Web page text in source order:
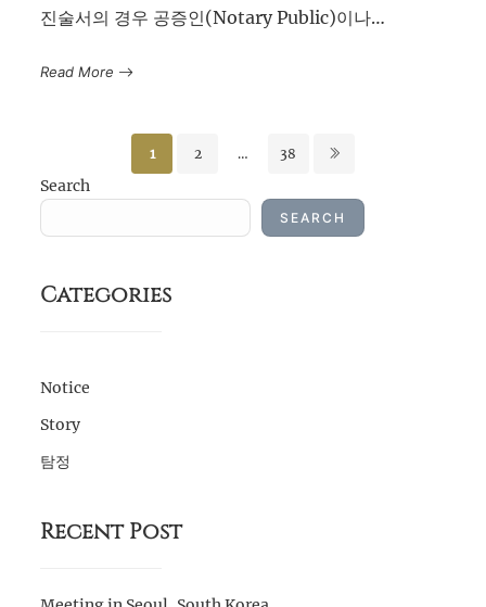
진술서의 경우 공증인(Notary Public)이나…
Read More
pagination
1 2 … 38
Search
SEARCH
Categories
Notice
Story
탐정
Recent Post